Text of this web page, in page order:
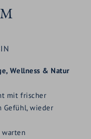
Wellness & Natur
mit frischer
Gefühl, wieder
warten